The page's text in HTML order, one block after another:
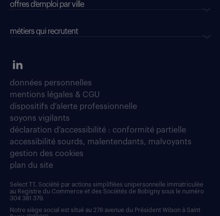
offres d’emploi par ville
métiers qui recrutent
données personnelles
mentions légales & CGU
dispositifs d'alerte professionnelle
soyons vigilants
déclaration d'accessibilité : conformité partielle
accessibilité sourds, malentendants, malvoyants
gestion des cookies
plan du site
Select TT, Société par actions simplifiées unipersonnelle immatriculée
au Registre du Commerce et des Sociétés de Bobigny sous le numéro
304 381 379.
Notre siège social est situé au 276 avenue du Président Wilson à Saint